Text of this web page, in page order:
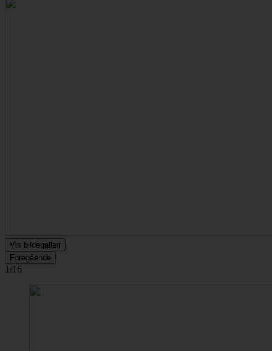
Vis bildegalleri
Foregående
1/16